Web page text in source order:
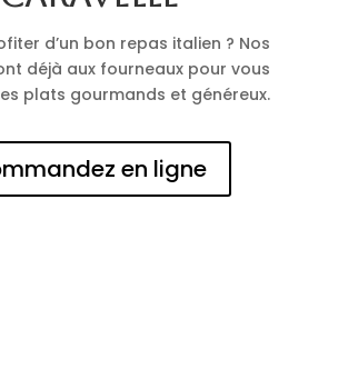
d’un bon repas italien ? Nos
déjà aux fourneaux pour vous
plats gourmands et généreux.
en ligne